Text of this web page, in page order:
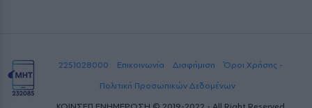
2251028000 Επικοινωνία Διαφήμιση
Όροι Χρήσης -
Πολιτική Προσωπικών Δεδομένων